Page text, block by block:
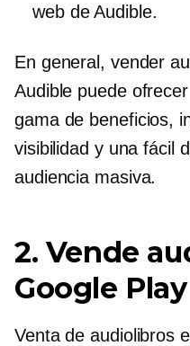
web de Audible.
En general, vender
Audible puede
gama de beneficios,
visibilidad y una fácil
audiencia masiva.
2. Vende
Google
Venta de audiolibros